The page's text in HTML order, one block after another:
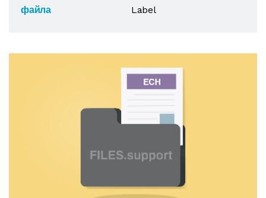
файла
Label